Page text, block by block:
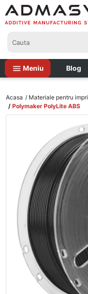
Meniu Blog
Acasa Materiale pentru
Polymaker PolyLite ABS